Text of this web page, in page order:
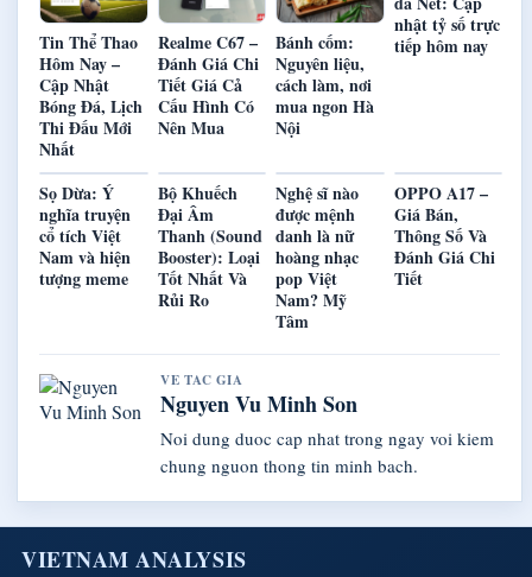
Tin Thể Thao
Hôm Nay –
Cập Nhật
Bóng Đá, Lịch
Thi Đấu Mới
Nhất
Realme C67 –
Đánh Giá Chi
Tiết Giá Cả
Cấu Hình Có
Nên Mua
Bánh cốm:
Nguyên liệu,
cách làm, nơi
mua ngon Hà
Nội
nhật tỷ số trực
tiếp hôm nay
Sọ Dừa: Ý
nghĩa truyện
cổ tích Việt
Nam và hiện
tượng meme
Bộ Khuếch
Đại Âm
Thanh (Sound
Booster): Loại
Tốt Nhất Và
Rủi Ro
Nghệ sĩ nào
được mệnh
danh là nữ
hoàng nhạc
pop Việt
Nam? Mỹ
Tâm
OPPO A17 –
Giá Bán,
Thông Số Và
Đánh Giá Chi
Tiết
VE TAC GIA
Nguyen Vu Minh Son
Noi dung duoc cap nhat trong ngay voi kiem
chung nguon thong tin minh bach.
VIETNAM ANALYSIS